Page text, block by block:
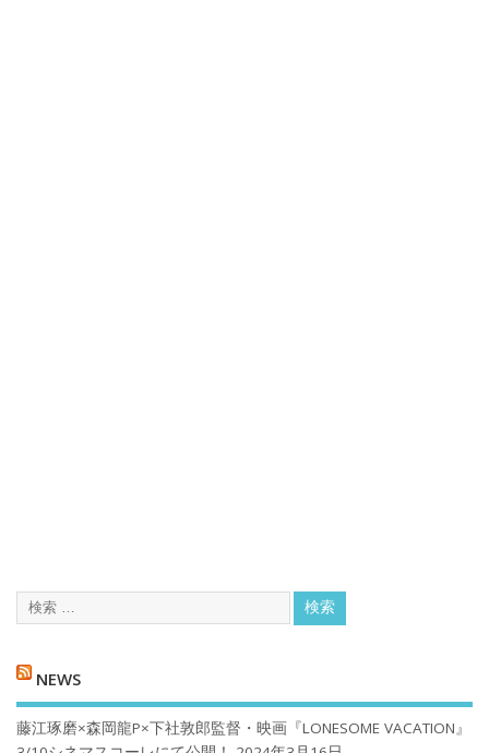
NEWS
藤江琢磨×森岡龍P×下社敦郎監督・映画『LONESOME VACATION』